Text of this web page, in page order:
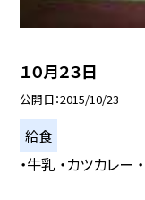
１０月２３日
公開日 2015/10/23
給食
・牛乳 ・カツカレー